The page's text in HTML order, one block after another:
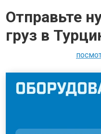
Отправьте
груз в